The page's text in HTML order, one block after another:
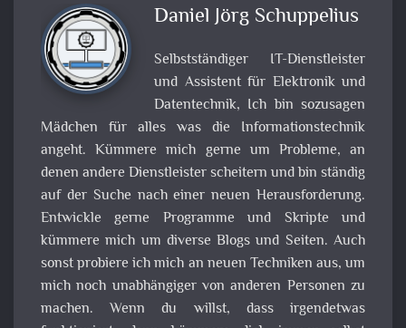
Daniel Jörg Schuppelius
Selbstständiger IT-Dienstleister
und Assistent für Elektronik und
Datentechnik, Ich bin sozusagen
Mädchen für alles was die Informationstechnik
angeht. Kümmere mich gerne um Probleme, an
denen andere Dienstleister scheitern und bin ständig
auf der Suche nach einer neuen Herausforderung.
Entwickle gerne Programme und Skripte und
kümmere mich um diverse Blogs und Seiten. Auch
sonst probiere ich mich an neuen Techniken aus, um
mich noch unabhängiger von anderen Personen zu
machen. Wenn du willst, dass irgendetwas